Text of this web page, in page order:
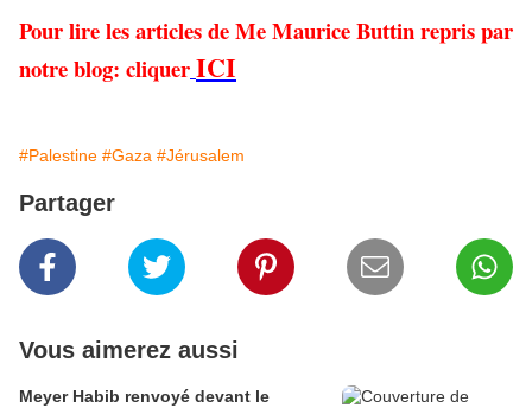
Pour lire les articles de Me Maurice Buttin repris par
notre blog: cliquerICI
#Palestine #Gaza #Jérusalem
Partager
Vous aimerez aussi
Meyer Habib renvoyé devant le